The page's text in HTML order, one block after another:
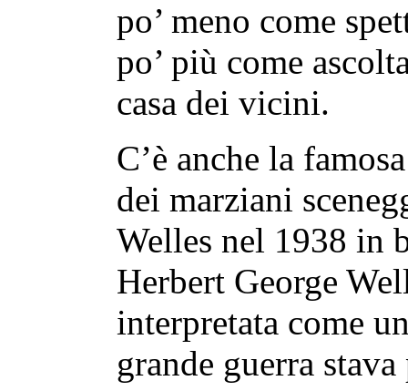
po’ meno come
po’ più come
casa dei vicini.
C’è anche la
dei marziani
Welles nel 1938 in
Herbert George
interpretata come
grande guerra